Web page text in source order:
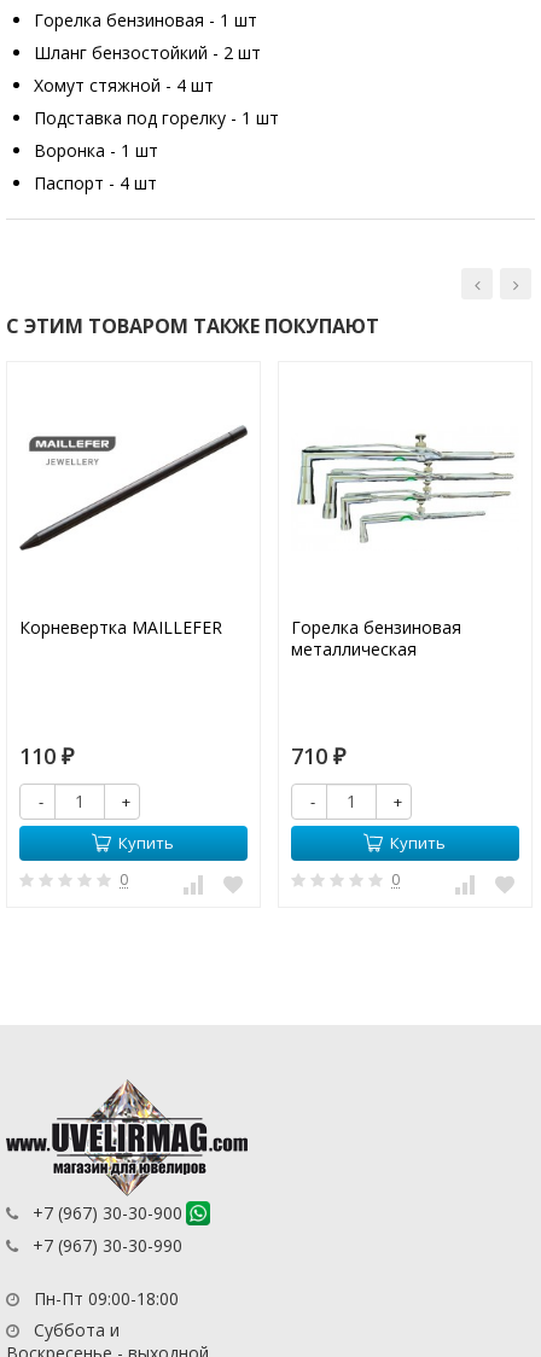
Горелка бензиновая - 1 шт
Шланг бензостойкий - 2 шт
Хомут стяжной - 4 шт
Подставка под горелку - 1 шт
Воронка - 1 шт
Паспорт - 4 шт
С ЭТИМ ТОВАРОМ ТАКЖЕ ПОКУПАЮТ
Корневертка MAILLEFER
110 ₽
-
+
Купить
0
Горелка бензиновая
металлическая
710 ₽
-
+
Купить
0
+7 (967) 30-30-900
+7 (967) 30-30-990
Пн-Пт 09:00-18:00
Суббота и